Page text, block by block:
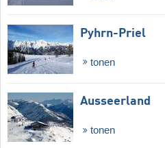
Pyhrn-Priel
tonen
Ausseerland
tonen